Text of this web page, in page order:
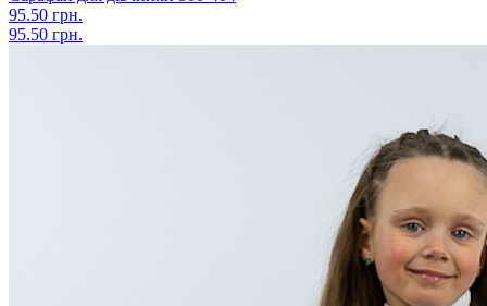
95.50 грн.
95.50 грн.